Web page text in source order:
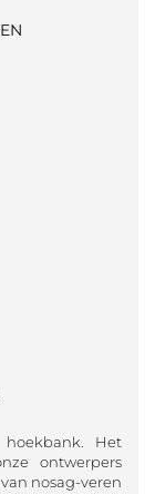
Het
ontwerpers
nosag-veren